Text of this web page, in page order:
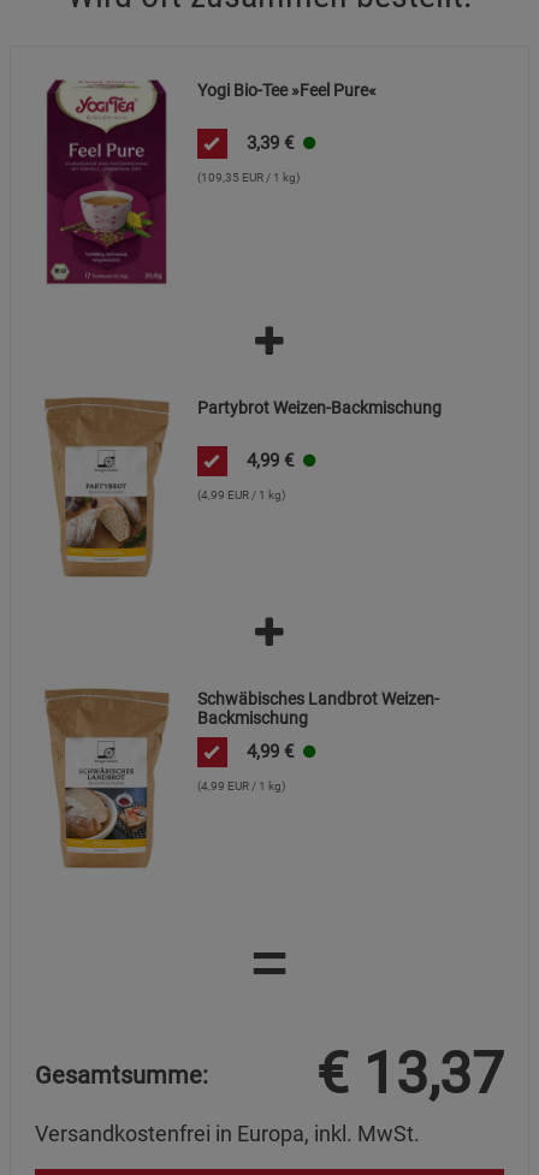
Yogi Bio-Tee »Feel Pure«
3,39 €
(109,35 EUR / 1 kg)
Partybrot Weizen-Backmischung
4,99 €
(4,99 EUR / 1 kg)
Schwäbisches Landbrot Weizen-
Backmischung
4,99 €
(4,99 EUR / 1 kg)
=
Gesamtsumme: € 13,37
Versandkostenfrei in Europa, inkl. MwSt.
Cookie-Informationenanzeigen
Datenschutzerklärung